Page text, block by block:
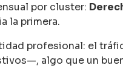
por cluster:
la primera.
profesional: el
algo que un